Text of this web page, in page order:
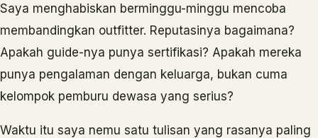
Saya menghabiskan berminggu-minggu mencoba
membandingkan outfitter. Reputasinya bagaimana?
Apakah guide-nya punya sertifikasi? Apakah mereka
punya pengalaman dengan keluarga, bukan cuma
kelompok pemburu dewasa yang serius?
Waktu itu saya nemu satu tulisan yang rasanya paling